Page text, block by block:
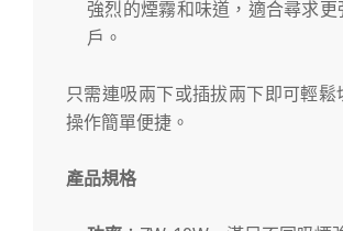
強烈的煙霧和味道，適合尋求更
戶。
只需連吸兩下或插拔兩下即可輕鬆
操作簡單便捷。
產品規格